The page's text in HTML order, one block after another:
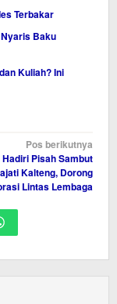
Terbakar
Baku
Kuliah? Ini
Pos berikutnya
Pisah Sambut
Kalteng, Dorong
Lintas Lembaga